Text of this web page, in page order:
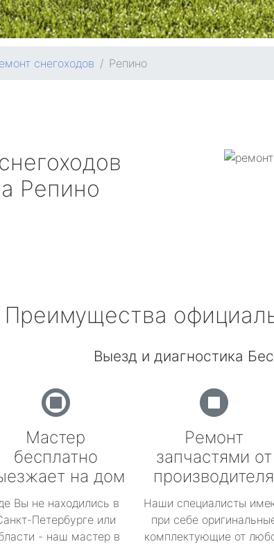
снегоходов Репино
Репино
Преимущества
Выезд и диагностика
Мастер
бесплатно
на дом
Вы не находились в
Петербурге или
- наш мастер в
Ремонт
запчастями от
производителя
Наши специалисты
при себе
комплектующие от